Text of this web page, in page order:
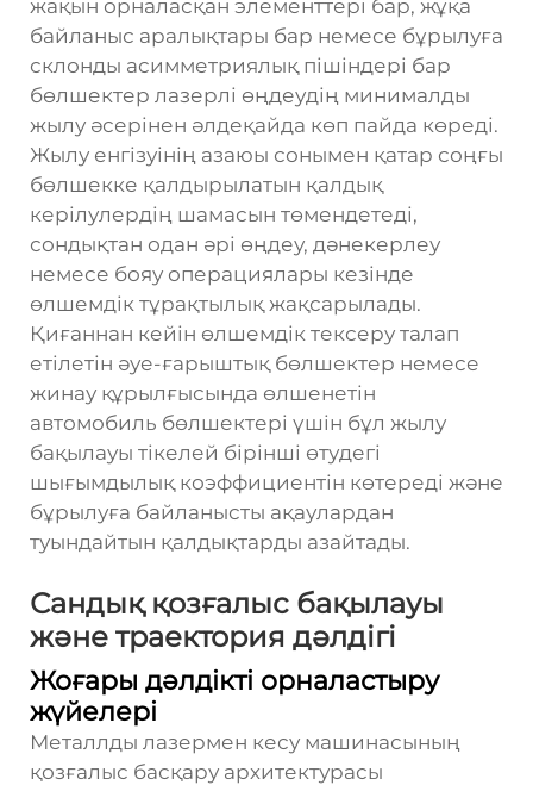
жақын орналасқан элементтері бар, жұқа
байланыс аралықтары бар немесе бұрылуға
склонды асимметриялық пішіндері бар
бөлшектер лазерлі өңдеудің минималды
жылу әсерінен әлдеқайда көп пайда көреді.
Жылу енгізуінің азаюы сонымен қатар соңғы
бөлшекке қалдырылатын қалдық
керілулердің шамасын төмендетеді,
сондықтан одан әрі өңдеу, дәнекерлеу
немесе бояу операциялары кезінде
өлшемдік тұрақтылық жақсарылады.
Қиғаннан кейін өлшемдік тексеру талап
етілетін әуе-ғарыштық бөлшектер немесе
жинау құрылғысында өлшенетін
автомобиль бөлшектері үшін бұл жылу
бақылауы тікелей бірінші өтудегі
шығымдылық коэффициентін көтереді және
бұрылуға байланысты ақаулардан
туындайтын қалдықтарды азайтады.
Сандық қозғалыс бақылауы
және траектория дәлдігі
Жоғары дәлдікті орналастыру
жүйелері
Металлды лазермен кесу машинасының
қозғалыс басқару архитектурасы